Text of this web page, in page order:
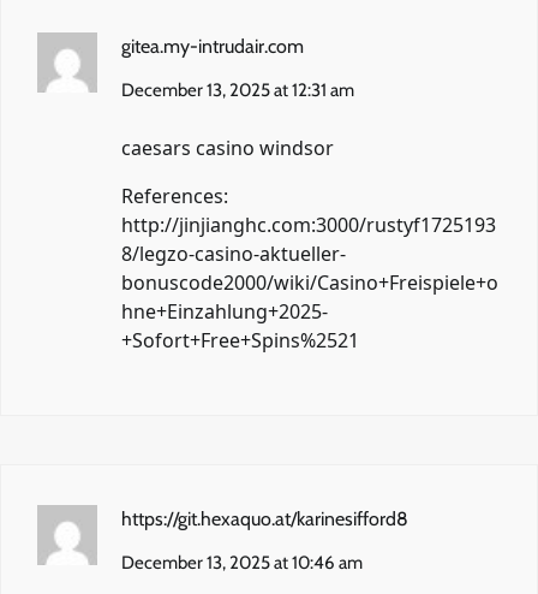
gitea.my-intrudair.com
December 13, 2025 at 12:31 am
caesars casino windsor
References:
http://jinjianghc.com:3000/rustyf1725193
8/legzo-casino-aktueller-
bonuscode2000/wiki/Casino+Freispiele+o
hne+Einzahlung+2025-
+Sofort+Free+Spins%2521
https://git.hexaquo.at/karinesifford8
December 13, 2025 at 10:46 am